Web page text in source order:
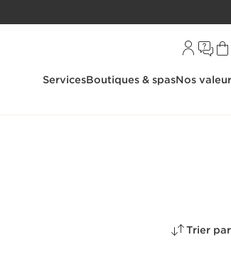
ServicesBoutiques & spasNos
Trier par